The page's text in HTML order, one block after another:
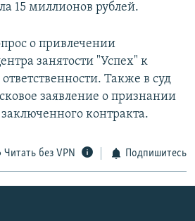
15 миллионов рублей.
о привлечении
занятости "Успех" к
Также в суд
заявление о признании
контракта.
Читать без VPN Подпишитесь